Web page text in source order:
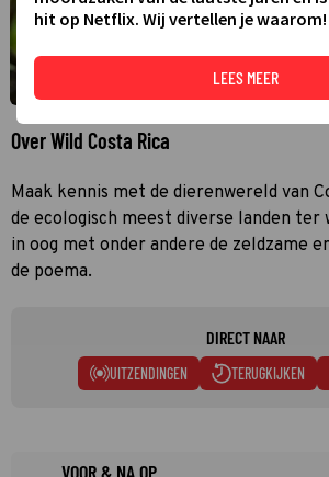
Over Wild Costa Rica
Maak kennis met de dierenwereld van
de ecologisch meest diverse landen ter
in oog met onder andere de zeldzame
de poema.
DIRECT NAAR
UITZENDINGEN TERUGKIJKEN
VOOR & NA OP
hit op Netflix. Wij vertellen je waarom!
LEES MEER